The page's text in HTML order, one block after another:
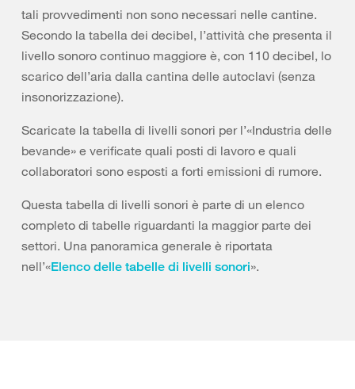
tali provvedimenti non sono necessari nelle cantine.
Secondo la tabella dei decibel, l’attività che presenta il
livello sonoro continuo maggiore è, con 110 decibel, lo
scarico dell’aria dalla cantina delle autoclavi (senza
insonorizzazione).
Scaricate la tabella di livelli sonori per l’«Industria delle
bevande» e verificate quali posti di lavoro e quali
collaboratori sono esposti a forti emissioni di rumore.
Questa tabella di livelli sonori è parte di un elenco
completo di tabelle riguardanti la maggior parte dei
settori. Una panoramica generale è riportata
nell’«Elenco delle tabelle di livelli sonori».